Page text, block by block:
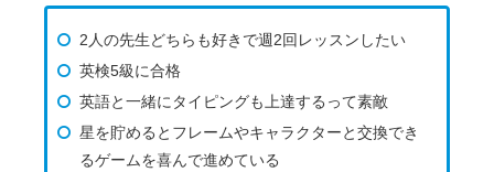
2人の先生どちらも好きで週2回レッスンしたい
英検5級に合格
英語と一緒にタイピングも上達するって素敵
星を貯めるとフレームやキャラクターと交換でき
るゲームを喜んで進めている